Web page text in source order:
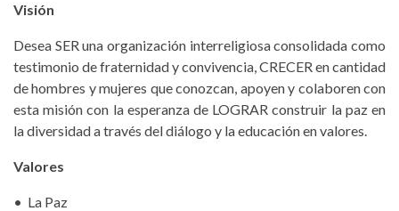
Visión
Desea SER una organización interreligiosa consolidada como
testimonio de fraternidad y convivencia, CRECER en cantidad
de hombres y mujeres que conozcan, apoyen y colaboren con
esta misión con la esperanza de LOGRAR construir la paz en
la diversidad a través del diálogo y la educación en valores.
Valores
• La Paz